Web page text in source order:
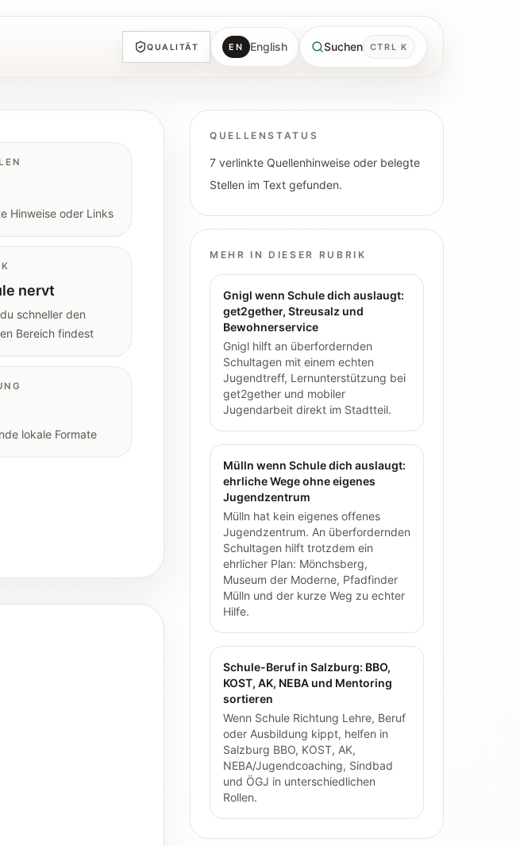
QUALITÄT EN English Suchen CTRL K
Hinweise oder Links
nervt
schneller den
Bereich findest
lokale Formate
QUELLENSTATUS
7 verlinkte Quellenhinweise oder belegte
Stellen im Text gefunden.
MEHR IN DIESER RUBRIK
Gnigl wenn Schule dich auslaugt:
get2gether, Streusalz und
Bewohnerservice
Gnigl hilft an überfordernden
Schultagen mit einem echten
Jugendtreff, Lernunterstützung bei
get2gether und mobiler
Jugendarbeit direkt im Stadtteil.
Mülln wenn Schule dich auslaugt:
ehrliche Wege ohne eigenes
Jugendzentrum
Mülln hat kein eigenes offenes
Jugendzentrum. An überfordernden
Schultagen hilft trotzdem ein
ehrlicher Plan: Mönchsberg,
Museum der Moderne, Pfadfinder
Mülln und der kurze Weg zu echter
Hilfe.
Schule-Beruf in Salzburg: BBO,
KOST, AK, NEBA und Mentoring
sortieren
Wenn Schule Richtung Lehre, Beruf
oder Ausbildung kippt, helfen in
Salzburg BBO, KOST, AK,
NEBA/Jugendcoaching, Sindbad
und ÖGJ in unterschiedlichen
Rollen.